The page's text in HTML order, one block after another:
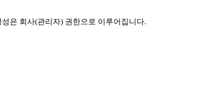
은 회사(관리자) 권한으로 이루어집니다.